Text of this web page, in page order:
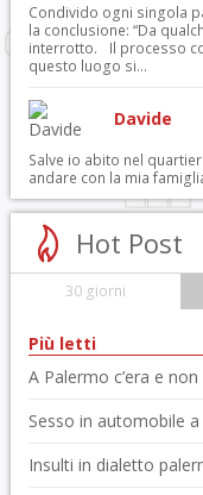
Condivido ogni singola
la conclusione: “Da
interrotto. Il processo
questo luogo si...
Davide
Salve io abito nel
andare con la mia
Hot Post
30 giorni
Più letti
A Palermo c’era e non
Sesso in automobile
Insulti in dialetto